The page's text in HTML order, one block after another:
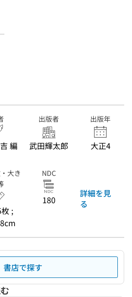
編
出版者
武田輝太郎
出版年
大正4
大き
;
NDC
180
詳細を見
る
書店で探す